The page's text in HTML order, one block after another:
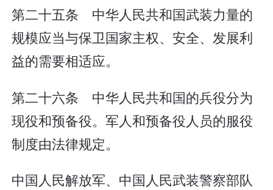
第二十五条 中华人民共和国武装力量的
规模应当与保卫国家主权、安全、发展利
益的需要相适应。
第二十六条 中华人民共和国的兵役分为
现役和预备役。军人和预备役人员的服役
制度由法律规定。
中国人民解放军、中国人民武装警察部队